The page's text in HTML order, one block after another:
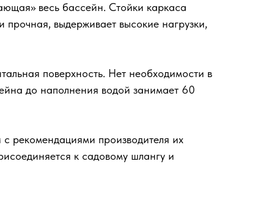
весь бассейн. Стойки каркаса
выдерживает высокие нагрузки,
поверхность. Нет необходимости в
до наполнения водой занимает 60
рекомендациями производителя их
к садовому шлангу и